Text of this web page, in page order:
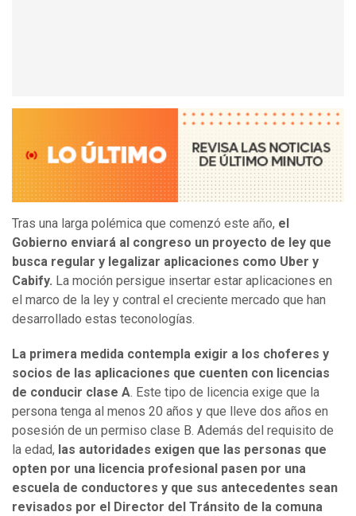
Tras una larga polémica que comenzó este año, el
Gobierno enviará al congreso un proyecto de ley que
busca regular y legalizar aplicaciones como Uber y
Cabify. La moción persigue insertar estar aplicaciones en
el marco de la ley y contral el creciente mercado que han
desarrollado estas teconologías.
La primera medida contempla exigir a los choferes y
socios de las aplicaciones que cuenten con licencias
de conducir clase A. Este tipo de licencia exige que la
persona tenga al menos 20 años y que lleve dos años en
posesión de un permiso clase B. Además del requisito de
la edad, las autoridades exigen que las personas que
opten por una licencia profesional pasen por una
escuela de conductores y que sus antecedentes sean
revisados por el Director del Tránsito de la comuna